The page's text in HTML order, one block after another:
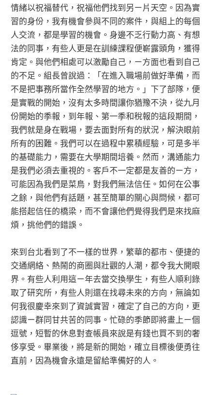
情緒以祝福替代，祝福他們找到另ㄧ片天空。因為實
習的身份，我有機會參與不同的案件，與組上的每個
人交流，都是學習的機會。身邊不乏行動力高、有想
法的同事，有些人更是在訓練課程便嶄露頭角，獲得
肯定。與他們相處可以激勵自己，ㄧ方面也看到自己
的不足。組長曾說過：「在進入職場前做好準備，而
不是把事務所當作全然學習的地方。」下了部隊，便
是實戰的開始，沒有太多時間讓你猶豫不決，從九月
份開始的季報，到年報、第一季和稅報的這段期間，
我們就是身在戰場，要去面對所有的狀況，解決眼前
所有的困難。我們可以在過程中累積經驗，可是多半
的基礎能力，需要在大學期間培養。然而，溝通能力
是我們必須去重視的。客戶不一定都是友善的ㄧ方，
可能因為我們是菜鳥，對我們無法信任。如何在公事
之餘，與他們有話題，甚至簡單的關心與問候，都可
能搭起信任的橋梁，而不會讓他們覺得我們是來找麻
煩，挑他們的錯誤。
來到台北看到了不一樣的世界，繁華的都市、便捷的
交通網絡、熱鬧的商圈與壯觀的人潮，都令我大開眼
界。有些人利用這ㄧ年去當交換學生，有些人順利錄
取了研究所，有些人則還在找尋未來的方向，無論如
何我很慶幸來到了資誠實習，確定了自己的方向，更
認識ㄧ群同甘共苦的同事。忙碌的季節即將畫上ㄧ個
逗號，短暫的休息對查帳員來說是有錢也買不到的奢
侈享受。畢業後，將是新的開始，確立目標後便勇往
直前，因為機會永遠是留給準備好的人。